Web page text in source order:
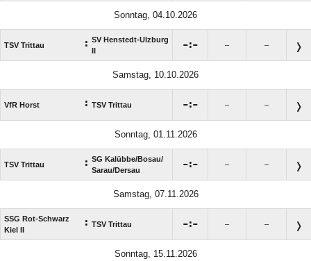
Sonntag, 04.10.2026
TSV Trittau : SV Henstedt-Ulzburg
II
: – –
Samstag, 10.10.2026
VfR Horst : TSV Trittau : – –
Sonntag, 01.11.2026
TSV Trittau : SG Kalübbe/​Bosau/​
Sarau/​Dersau
: – –
Samstag, 07.11.2026
SSG Rot-Schwarz
Kiel II
: TSV Trittau : – –
Sonntag, 15.11.2026